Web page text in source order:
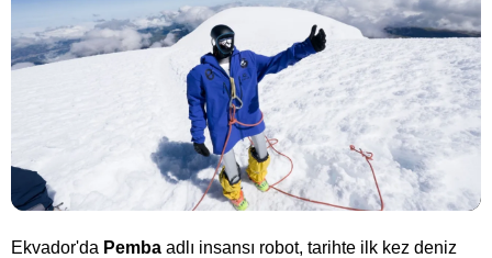
Ekvador'da Pemba adlı insansı robot, tarihte ilk kez deniz